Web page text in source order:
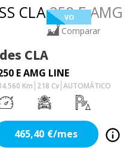
VO
Comparar
CLA
E AMG LINE
Km 218 Cv AUTOMÁTICO
465,40 €/mes